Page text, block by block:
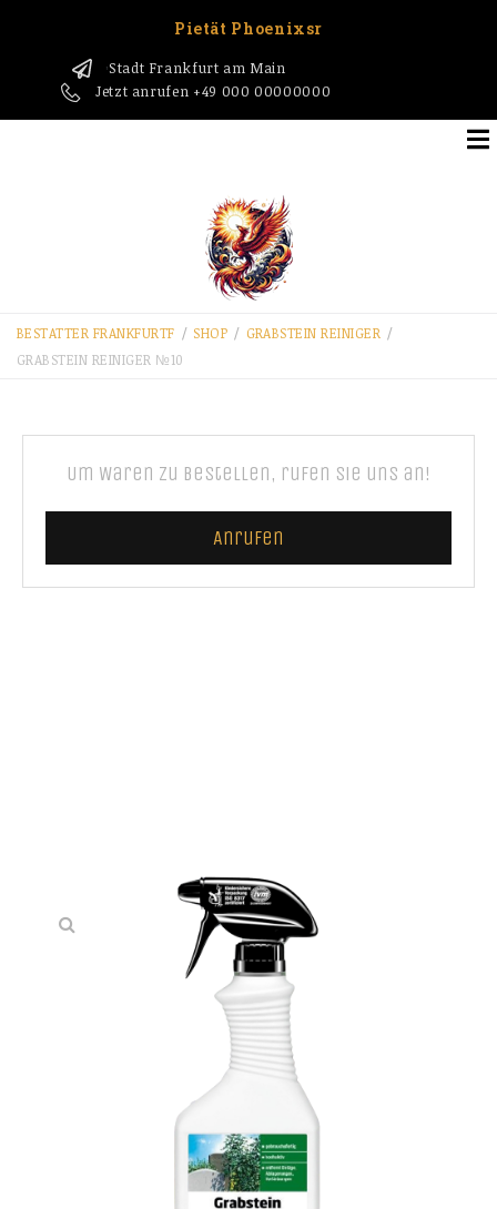
Pietät Phoenixsr
Stadt Frankfurt am Main
Jetzt anrufen +49 000 00000000
BESTATTER FRANKFURT​F / SHOP / GRABSTEIN REINIGER /
GRABSTEIN REINIGER №10
Um Waren zu bestellen, rufen Sie uns an!
Anrufen